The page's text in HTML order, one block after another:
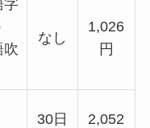
字
吹
なし
1,026
円
30日
2,052